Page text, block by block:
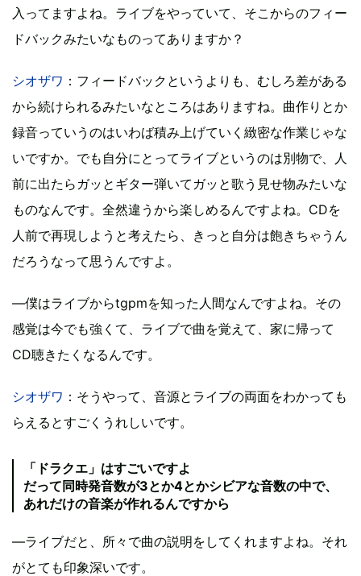
入ってますよね。ライブをやっていて、そこからのフィー
ドバックみたいなものってありますか？
シオザワ ：フィードバックというよりも、むしろ差がある
から続けられるみたいなところはありますね。曲作りとか
録音っていうのはいわば積み上げていく緻密な作業じゃな
いですか。でも自分にとってライブというのは別物で、人
前に出たらガッとギター弾いてガッと歌う見せ物みたいな
ものなんです。全然違うから楽しめるんですよね。CDを
人前で再現しようと考えたら、きっと自分は飽きちゃうん
だろうなって思うんですよ。
―僕はライブからtgpmを知った人間なんですよね。その
感覚は今でも強くて、ライブで曲を覚えて、家に帰って
CD聴きたくなるんです。
シオザワ ：そうやって、音源とライブの両面をわかっても
らえるとすごくうれしいです。
「ドラクエ」はすごいですよ
だって同時発音数が3とか4とかシビアな音数の中で、
あれだけの音楽が作れるんですから
―ライブだと、所々で曲の説明をしてくれますよね。それ
がとても印象深いです。